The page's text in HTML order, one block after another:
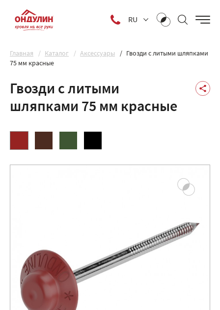
RU
Главная Каталог Аксессуары
Гвозди с литыми шляпками
75 мм красные
Гвозди с литыми
шляпками 75 мм красные